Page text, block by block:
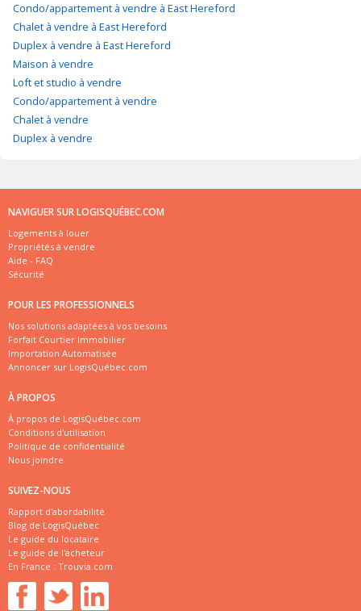
Condo/appartement à vendre à East Hereford
Chalet à vendre à East Hereford
Duplex à vendre à East Hereford
Maison à vendre
Loft et studio à vendre
Condo/appartement à vendre
Chalet à vendre
Duplex à vendre
NAVIGUER SUR LOGISQUÉBEC.COM
Logements à louer
Propriétés à vendre
Aide - FAQ
Sécurité
POUR LES PROFESSIONNELS
Nos solutions adaptées à vos besoins
Forfait Courtier Immobilier
Importation Automatisée
Annoncer sur LogisQuébec.com
À PROPOS
À propos de LogisQuébec.com
Conditions d'utilisation
Politique de confidentialité
Nous joindre
SUIVEZ-NOUS
Rapport d'abordabilité
Blog de LogisQuébec
Le guide du locataire
Le guide de l'acheteur
En France : Trouvia.com